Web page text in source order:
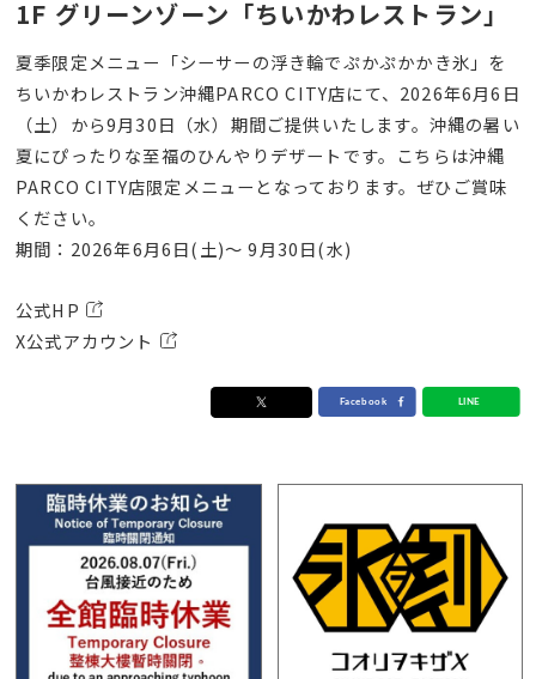
1F グリーンゾーン「ちいかわレストラン」
夏季限定メニュー「シーサーの浮き輪でぷかぷかかき氷」を
ちいかわレストラン沖縄PARCO CITY店にて、2026年6月6日
（土）から9月30日（水）期間ご提供いたします。沖縄の暑い
夏にぴったりな至福のひんやりデザートです。こちらは沖縄
PARCO CITY店限定メニューとなっております。ぜひご賞味
ください。
期間：2026年6月6日(土)～ 9月30日(水)
公式HP
X公式アカウント